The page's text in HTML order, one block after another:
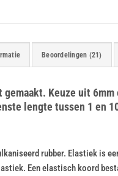
Beoordelingen (21)
gemaakt. Keuze uit
lengte tussen 1 en
rubber. Elastiek is
Een elastisch koord